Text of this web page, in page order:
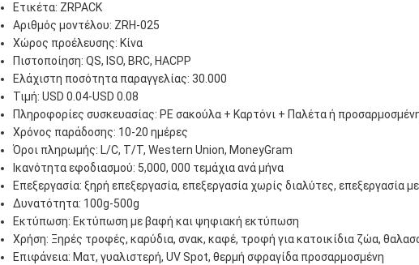
Ετικέτα: ZRPACK
Αριθμός μοντέλου: ZRH-025
Χώρος προέλευσης: Κίνα
Πιστοποίηση: QS, ISO, BRC, HACPP
Ελάχιστη ποσότητα παραγγελίας: 30.000
Τιμή: USD 0.04-USD 0.08
Πληροφορίες συσκευασίας: PE σακούλα + Καρτόνι + Παλέτα ή
Χρόνος παράδοσης: 10-20 ημέρες
Όροι πληρωμής: L/C, T/T, Western Union, MoneyGram
Ικανότητα εφοδιασμού: 5,000, 000 τεμάχια ανά μήνα
Επεξεργασία: ξηρή επεξεργασία, επεξεργασία χωρίς διαλύτες, επεξεργασία
Δυνατότητα: 100g-500g
Εκτύπωση: Εκτύπωση με βαφή και ψηφιακή εκτύπωση
Χρήση: Ξηρές τροφές, καρύδια, σνακ, καφέ, τροφή για κατοικίδια ζώα,
Επιφάνεια: Ματ, γυαλιστερή, UV Spot, θερμή σφραγίδα προσαρμοσμένη